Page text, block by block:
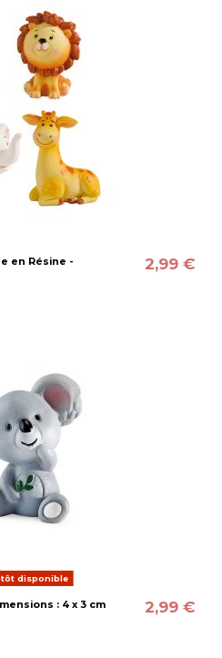
en Résine -
2,99 €
disponible
: 4 x 3 cm 2,99 €